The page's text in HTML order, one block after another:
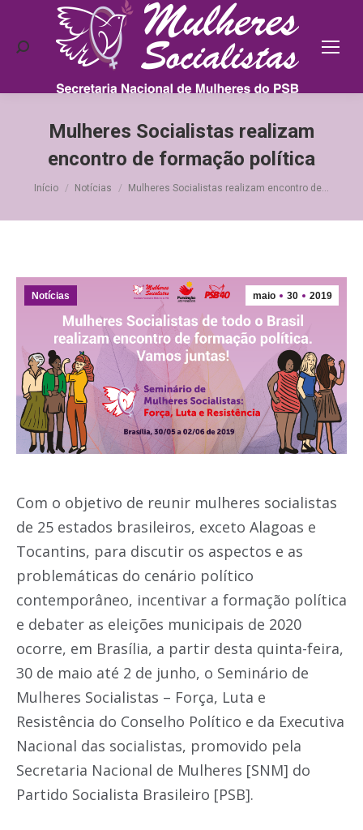
Search:
Mulheres Socialistas realizam
encontro de formação política
Você está aqui:
Início Notícias Mulheres Socialistas realizam encontro de…
maio 30 2019
Notícias
Com o objetivo de reunir mulheres socialistas
de 25 estados brasileiros, exceto Alagoas e
Tocantins, para discutir os aspectos e as
problemáticas do cenário político
contemporâneo, incentivar a formação política
e debater as eleições municipais de 2020
ocorre, em Brasília, a partir desta quinta-feira,
30 de maio até 2 de junho, o Seminário de
Mulheres Socialistas – Força, Luta e
Resistência do Conselho Político e da Executiva
Nacional das socialistas, promovido pela
Secretaria Nacional de Mulheres [SNM] do
Partido Socialista Brasileiro [PSB].